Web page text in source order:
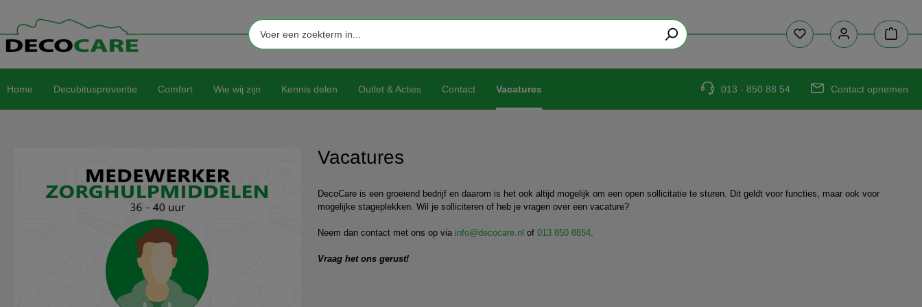
Home Decubituspreventie Comfort Wie wij zijn Kennis delen Outlet & Acties Contact Vacatures 013 - 850 88 54 Contact opnemen
Vacatures
DecoCare is een groeiend bedrijf en daarom is het ook altijd mogelijk om een open sollicitatie te sturen. Dit geldt voor functies, maar ook voor
mogelijke stageplekken. Wil je solliciteren of heb je vragen over een vacature?
Neem dan contact met ons op via info@decocare.nl of 013 850 8854.
Vraag het ons gerust!